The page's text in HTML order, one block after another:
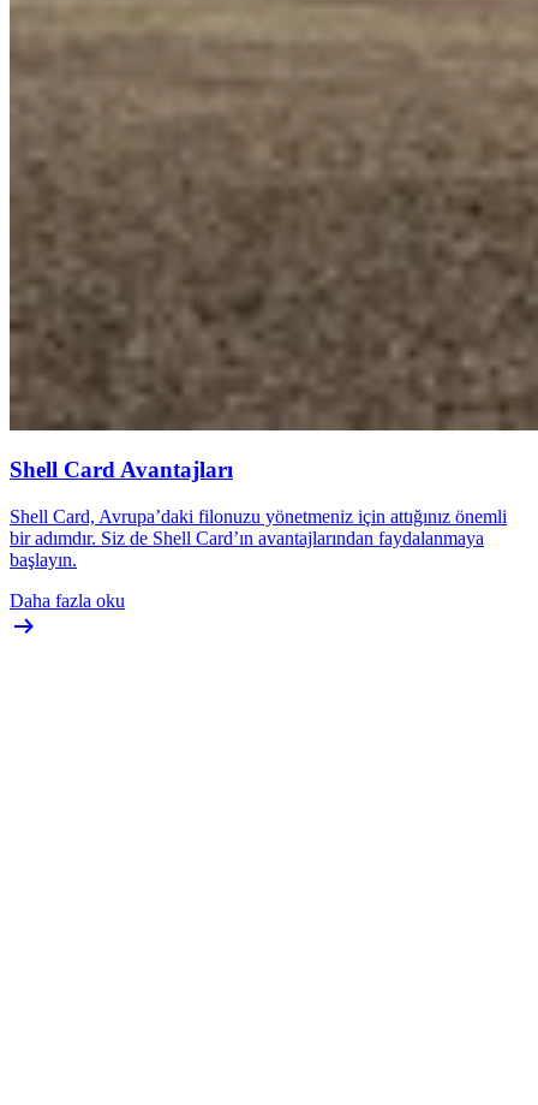
Shell Card Avantajları
Shell Card, Avrupa’daki filonuzu yönetmeniz için attığınız önemli
bir adımdır. Siz de Shell Card’ın avantajlarından faydalanmaya
başlayın.
Daha fazla oku